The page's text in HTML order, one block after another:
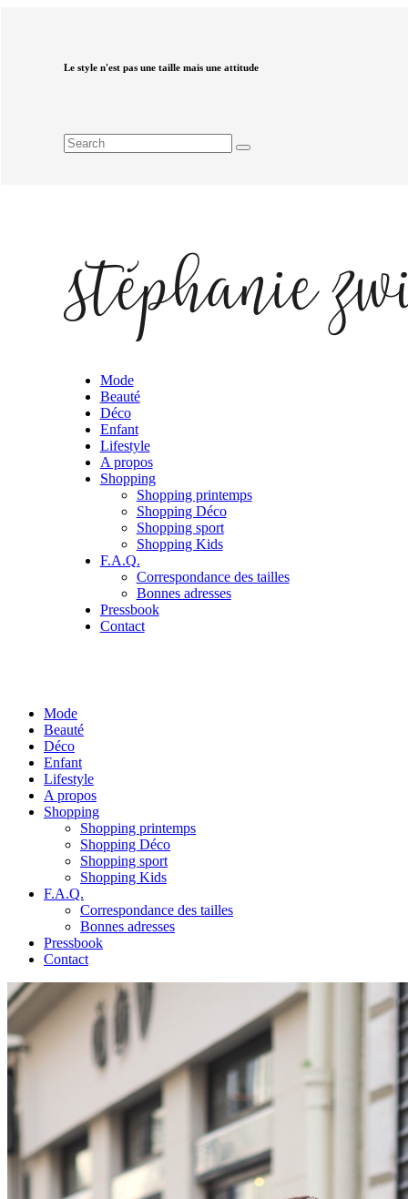
Le style n'est pas une taille mais une attitude
Mode
Beauté
Déco
Enfant
Lifestyle
A propos
Shopping
Shopping printemps
Shopping Déco
Shopping sport
Shopping Kids
F.A.Q.
Correspondance des tailles
Bonnes adresses
Pressbook
Contact
Mode
Beauté
Déco
Enfant
Lifestyle
A propos
Shopping
Shopping printemps
Shopping Déco
Shopping sport
Shopping Kids
F.A.Q.
Correspondance des tailles
Bonnes adresses
Pressbook
Contact